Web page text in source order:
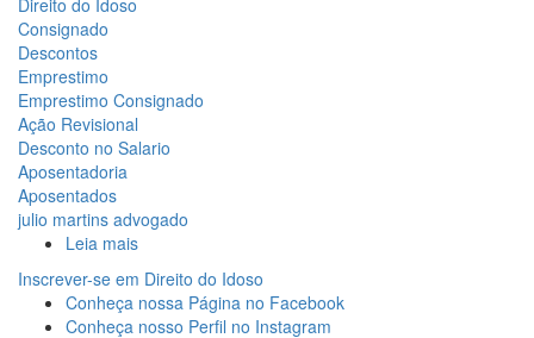
Consignado
Descontos
Emprestimo
Emprestimo Consignado
Ação Revisional
Desconto no Salario
Aposentadoria
Aposentados
julio martins advogado
Leia mais
empréstimo
consignado
Inscrever-se em Direito do Idoso
Conheça nossa Página no Facebook
Conheça nosso Perfil no Instagram